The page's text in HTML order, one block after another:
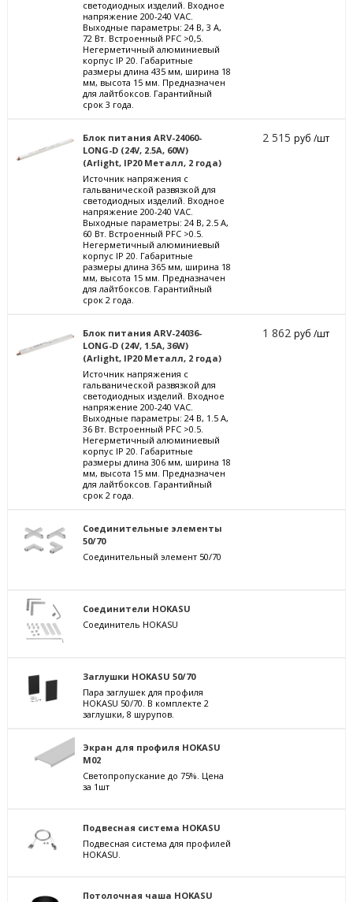
светодиодных изделий. Входное
напряжение 200-240 VAC.
Выходные параметры: 24 В, 3 А,
72 Вт. Встроенный PFC >0,5.
Негерметичный алюминиевый
корпус IP 20. Габаритные
размеры длина 435 мм, ширина 18
мм, высота 15 мм. Предназначен
для лайтбоксов. Гарантийный
срок 3 года.
Блок питания ARV-24060-
LONG-D (24V, 2.5A, 60W)
(Arlight, IP20 Металл, 2 года)
Источник напряжения с
гальванической развязкой для
светодиодных изделий. Входное
напряжение 200-240 VAC.
Выходные параметры: 24 В, 2.5 А,
60 Вт. Встроенный PFC >0.5.
Негерметичный алюминиевый
корпус IP 20. Габаритные
размеры длина 365 мм, ширина 18
мм, высота 15 мм. Предназначен
для лайтбоксов. Гарантийный
срок 2 года.
2 515руб /шт
Блок питания ARV-24036-
LONG-D (24V, 1.5A, 36W)
(Arlight, IP20 Металл, 2 года)
Источник напряжения с
гальванической развязкой для
светодиодных изделий. Входное
напряжение 200-240 VAC.
Выходные параметры: 24 В, 1.5 А,
36 Вт. Встроенный PFC >0.5.
Негерметичный алюминиевый
корпус IP 20. Габаритные
размеры длина 306 мм, ширина 18
мм, высота 15 мм. Предназначен
для лайтбоксов. Гарантийный
срок 2 года.
1 862руб /шт
Соединительные элементы
50/70
Соединительный элемент 50/70
Соединители HOKASU
Соединитель HOKASU
Заглушки HOKASU 50/70
Пара заглушек для профиля
HOKASU 50/70. В комплекте 2
заглушки, 8 шурупов.
Экран для профиля HOKASU
M02
Светопропускание до 75%. Цена
за 1шт
Подвесная система HOKASU
Подвесная система для профилей
HOKASU.
Потолочная чаша HOKASU